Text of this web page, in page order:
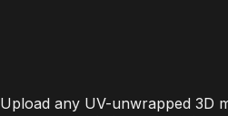
Upload any UV-unwrapped 3D